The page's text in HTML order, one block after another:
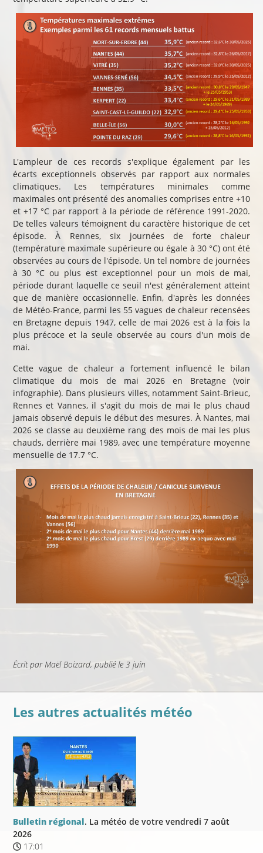
L'ampleur de ces records s'explique également par les
écarts exceptionnels observés par rapport aux normales
climatiques. Les températures minimales comme
maximales ont présenté des anomalies comprises entre +10
et +17 °C par rapport à la période de référence 1991-2020.
De telles valeurs témoignent du caractère historique de cet
épisode. À Rennes, six journées de forte chaleur
(température maximale supérieure ou égale à 30 °C) ont été
observées au cours de l'épisode. Un tel nombre de journées
à 30 °C ou plus est exceptionnel pour un mois de mai,
période durant laquelle ce seuil n'est généralement atteint
que de manière occasionnelle. Enfin, d'après les données
de Météo-France, parmi les 55 vagues de chaleur recensées
en Bretagne depuis 1947, celle de mai 2026 est à la fois la
plus précoce et la seule observée au cours d'un mois de
mai.
Cette vague de chaleur a fortement influencé le bilan
climatique du mois de mai 2026 en Bretagne (voir
infographie). Dans plusieurs villes, notamment Saint-Brieuc,
Rennes et Vannes, il s'agit du mois de mai le plus chaud
jamais observé depuis le début des mesures. À Nantes, mai
2026 se classe au deuxième rang des mois de mai les plus
chauds, derrière mai 1989, avec une température moyenne
mensuelle de 17.7 °C.
Écrit par Maël Boizard, publiéle 3 juin
Les autres actualités météo
Bulletin régional. La météo de votre vendredi 7 août
2026
17:01